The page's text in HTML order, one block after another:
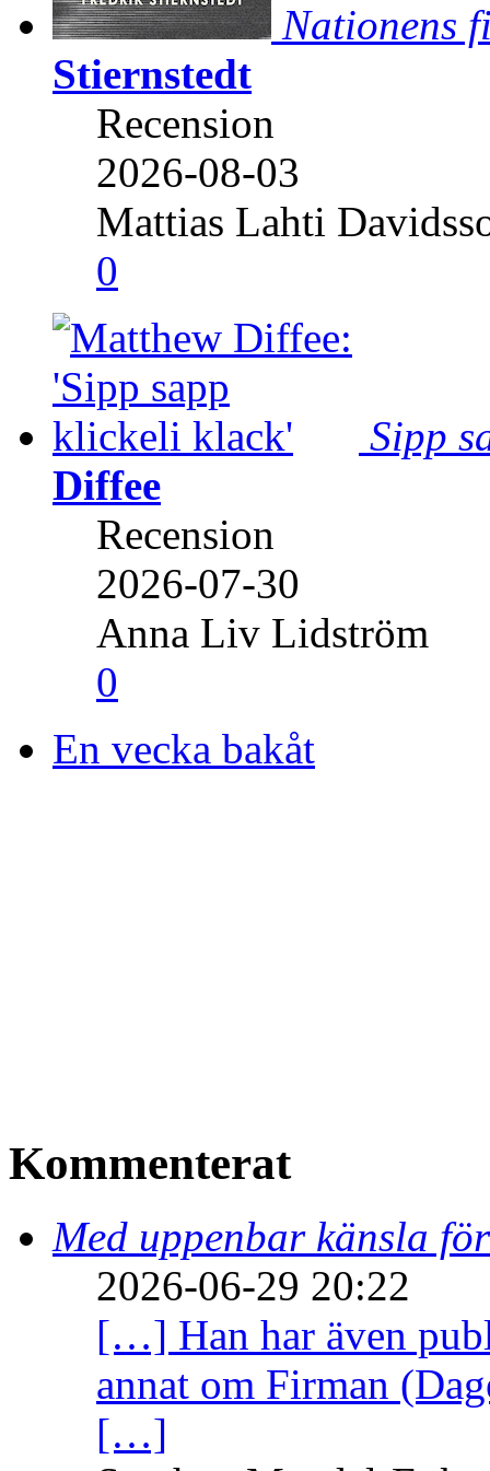
Nationens
Stiernstedt
Recension
2026-08-03
Mattias Lahti
0
Sipp
Diffee
Recension
2026-07-30
Anna Liv Lidström
0
En vecka bakåt
Kommenterat
Med uppenbar känsla
2026-06-29 20:22
[…] Han har även
annat om Firman
[…]